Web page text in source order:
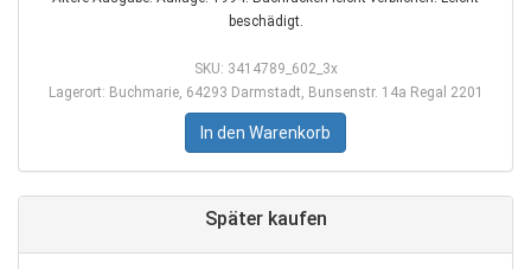
beschädigt.
SKU: 3414789_602_3x
Lagerort: Buchmarie, 64293 Darmstadt, Bunsenstr. 14a Regal 2201
In den Warenkorb
Später kaufen